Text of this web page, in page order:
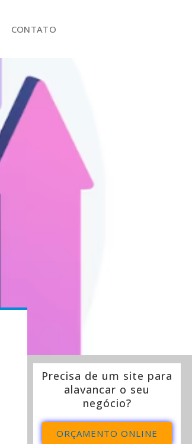
CONTATO
Precisa de um site para
alavancar o seu
negócio?
ORÇAMENTO ONLINE